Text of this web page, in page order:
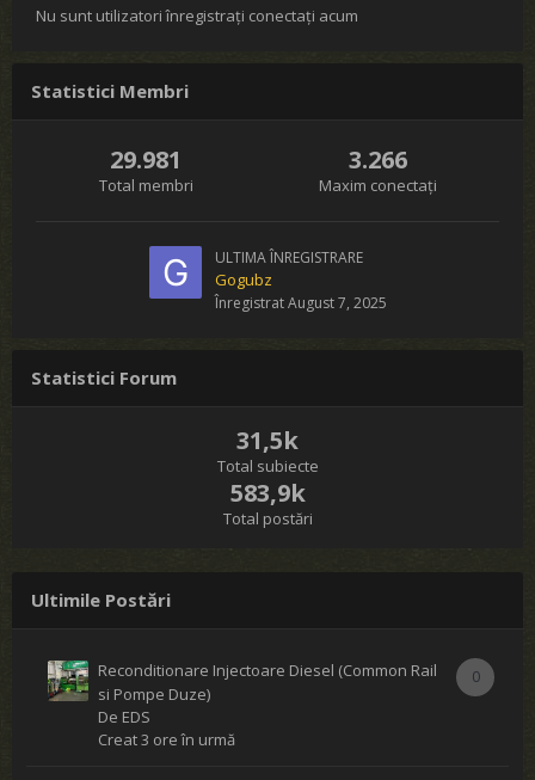
Nu sunt utilizatori înregistrați conectați acum
Statistici Membri
29.981
Total membri
3.266
Maxim conectați
ULTIMA ÎNREGISTRARE
Gogubz
ÎnregistratAugust 7, 2025
Statistici Forum
31,5k
Total subiecte
583,9k
Total postări
Ultimile Postări
0
Reconditionare Injectoare Diesel (Common Rail
si Pompe Duze)
De EDS
Creat3 ore în urmă